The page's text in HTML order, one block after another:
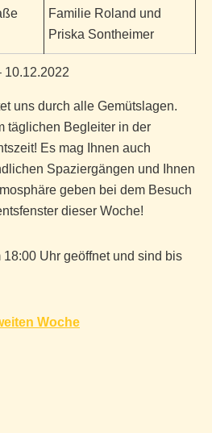
Familie Roland und
Priska Sontheimer
10.12.2022
uns durch alle Gemütslagen.
täglichen Begleiter in der
Es mag Ihnen auch
Spaziergängen und Ihnen
geben bei dem Besuch
dieser Woche!
Uhr geöffnet und sind bis
Woche